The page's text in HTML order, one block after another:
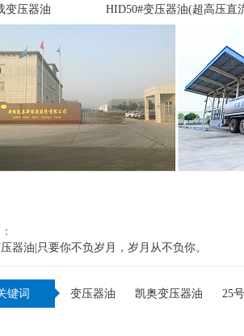
变压器油 HID50#变压器油(超高压直
器油|只要你不负岁月，岁月从不负你。
键词 变压器油 凯奥变压器油 25